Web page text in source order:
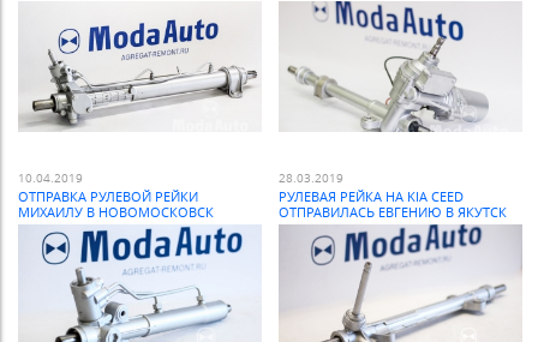
10.04.2019
ОТПРАВКА РУЛЕВОЙ РЕЙКИ
МИХАИЛУ В НОВОМОСКОВСК
28.03.2019
РУЛЕВАЯ РЕЙКА НА KIA CEED
ОТПРАВИЛАСЬ ЕВГЕНИЮ В ЯКУТСК